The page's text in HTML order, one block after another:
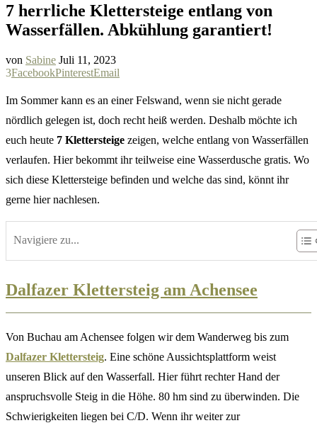
7 herrliche Klettersteige entlang von
Wasserfällen. Abkühlung garantiert!
von Sabine Juli 11, 2023
3FacebookPinterestEmail
Im Sommer kann es an einer Felswand, wenn sie nicht gerade
nördlich gelegen ist, doch recht heiß werden. Deshalb möchte ich
euch heute 7 Klettersteige zeigen, welche entlang von Wasserfällen
verlaufen. Hier bekommt ihr teilweise eine Wasserdusche gratis. Wo
sich diese Klettersteige befinden und welche das sind, könnt ihr
gerne hier nachlesen.
Navigiere zu...
Dalfazer Klettersteig am Achensee
Von Buchau am Achensee folgen wir dem Wanderweg bis zum
Dalfazer Klettersteig. Eine schöne Aussichtsplattform weist
unseren Blick auf den Wasserfall. Hier führt rechter Hand der
anspruchsvolle Steig in die Höhe. 80 hm sind zu überwinden. Die
Schwierigkeiten liegen bei C/D. Wenn ihr weiter zur